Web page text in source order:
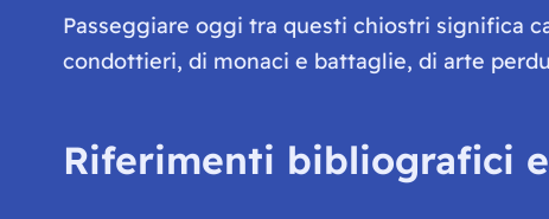
Passeggiare oggi tra questi chiostri significa
condottieri, di monaci e battaglie, di arte
Riferimenti bibliografici